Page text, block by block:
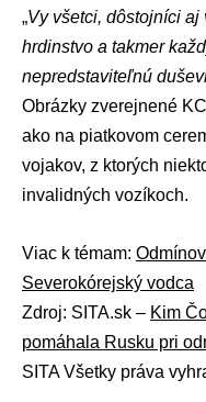
„Vy všetci, dôstojníci
hrdinstvo a takmer
nepredstaviteľnú
Obrázky zverejnené
ako na piatkovom
vojakov, z ktorých
invalidných vozíkoch.
Viac k témam:
Severokórejský vodca
Zdroj: SITA.sk – Kim
pomáhala Rusku pri
SITA Všetky práva